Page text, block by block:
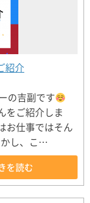
紹介
の吉副です
をご紹介しま
お仕事ではそん
かし、こ…
を読む